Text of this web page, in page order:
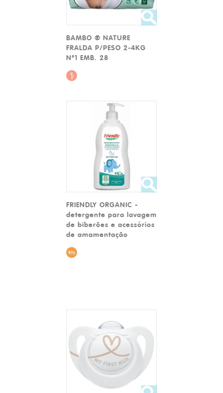
BAMBO ® NATURE
FRALDA P/PESO 2-4KG
Nº1 EMB. 28
FRIENDLY ORGANIC -
detergente para lavagem
de biberões e acessórios
de amamentação